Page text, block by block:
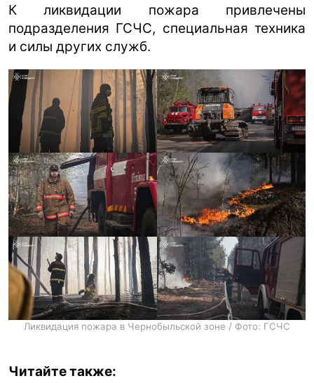
К ликвидации пожара привлечены
подразделения ГСЧС, специальная техника
и силы других служб.
Ликвидация пожара в Чернобыльской зоне / Фото: ГСЧС
Читайте также: